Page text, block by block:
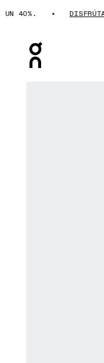
40%. DISFRÚTALO.